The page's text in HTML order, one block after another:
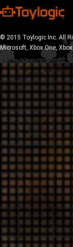
© 2015 Toylogic Inc. All
Microsoft, Xbox One,